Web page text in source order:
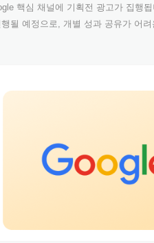
핵심 채널에 기획전 광고가 집행
될 예정으로,
개별 성과 공유가 어